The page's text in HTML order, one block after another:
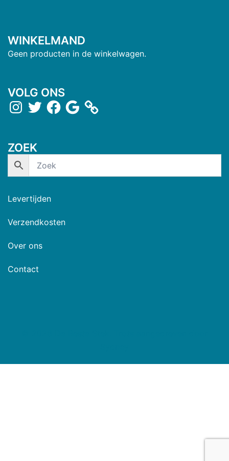
WINKELMAND
Geen producten in de winkelwagen.
VOLG ONS
ZOEK
Levertijden
Verzendkosten
Over ons
Contact